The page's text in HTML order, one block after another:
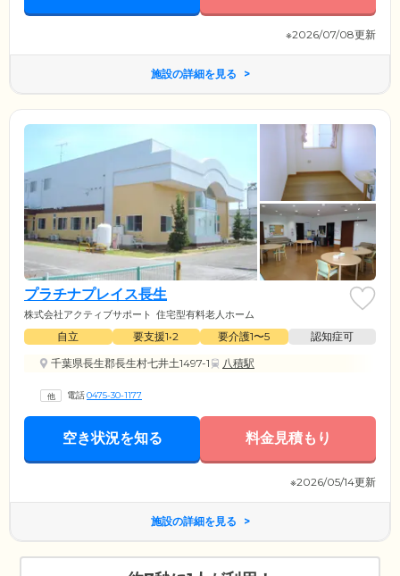
※2026/07/08更新
施設の詳細を見る
プラチナプレイス長生
株式会社アクティブサポート 住宅型有料老人ホーム
自立 要支援1•2 要介護1〜5
認知症可
千葉県長生郡長生村七井土1497-1
八積駅
電話0475-30-1177
空き状況を知る 料金見積もり
※2026/05/14更新
施設の詳細を見る